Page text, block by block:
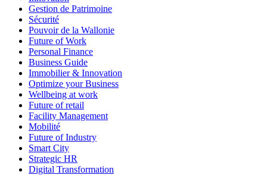
Gestion de Patrimoine
Sécurité
Pouvoir de la Wallonie
Future of Work
Personal Finance
Business Guide
Immobilier & Innovation
Optimize your Business
Wellbeing at work
Future of retail
Facility Management
Mobilité
Future of Industry
Smart City
Strategic HR
Digital Transformation